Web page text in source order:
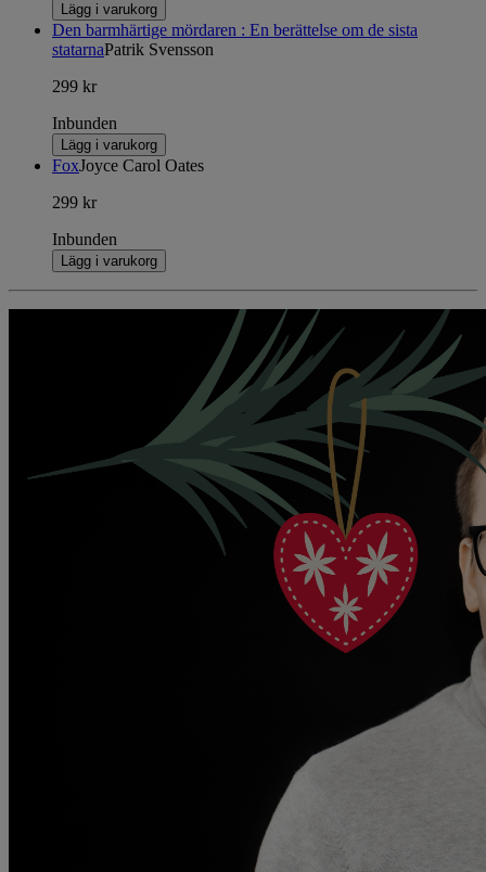
Lägg i varukorg
Den barmhärtige mördaren : En berättelse om de sista
statarnaPatrik Svensson
299 kr
Inbunden
Lägg i varukorg
FoxJoyce Carol Oates
299 kr
Inbunden
Lägg i varukorg